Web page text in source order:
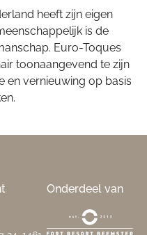
heeft zijn eigen
is de
Euro-Toques
toonaangevend te zijn
en vernieuwing op basis
Onderdeel van